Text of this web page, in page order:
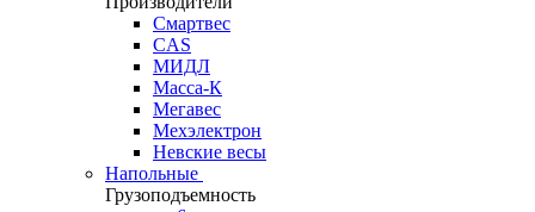
Смартвес
CAS
МИДЛ
Масса-К
Мегавес
Мехэлектрон
Невские весы
Напольные
Грузоподъемность